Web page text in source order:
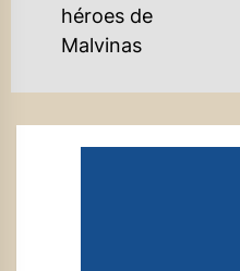
post:héroes de
Malvinas